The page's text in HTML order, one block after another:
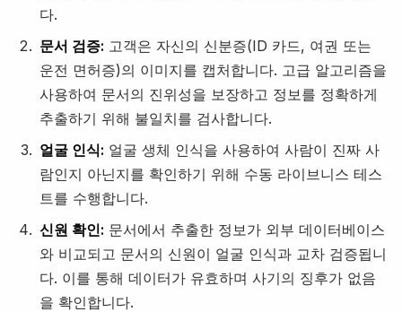
다.
문서 검증: 고객은 자신의 신분증(ID 카드, 여권 또는
운전 면허증)의 이미지를 캡처합니다. 고급 알고리즘을
사용하여 문서의 진위성을 보장하고 정보를 정확하게
추출하기 위해 불일치를 검사합니다.
얼굴 인식: 얼굴 생체 인식을 사용하여 사람이 진짜 사
람인지 아닌지를 확인하기 위해 수동 라이브니스 테스
트를 수행합니다.
신원 확인: 문서에서 추출한 정보가 외부 데이터베이스
와 비교되고 문서의 신원이 얼굴 인식과 교차 검증됩니
다. 이를 통해 데이터가 유효하며 사기의 징후가 없음
을 확인합니다.